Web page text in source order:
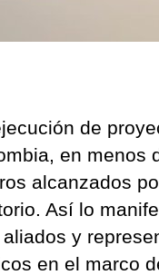
de
en menos
alcanzados
Así lo
y
en el marco